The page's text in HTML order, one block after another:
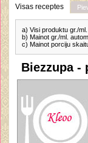
Visas receptes
a) Visi produktu gr./
b) Mainot gr./ml.
c) Mainot porciju
Biezzupa -